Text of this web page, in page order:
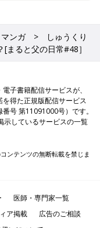
次の話
子育ては「これ」の繰
ンガ
しゅうくり
まると父の日常#48］
子書籍配信サービスが、
得た正規版配信サービス
号 第11091000号）です。
示しているサービスの一覧
ンテンツの無断転載を禁じま
医師・専門家一覧
ア掲載
広告のご相談